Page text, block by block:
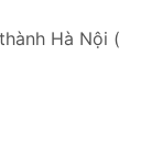
Hà Nội (